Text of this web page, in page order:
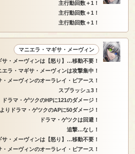
主行動回数＋1！
主行動回数＋1！
主行動回数＋1！
マニエラ・マギサ・メーヴィン
サ・メーヴィンは【怒り】…移動不要！
エラ・マギサ・メーヴィンは攻撃集中！
メーヴィンのオーラレイ・ピアース！
スプラッシュ3！
ドラマ・ゲツクのHPに121のダメージ！
りドラマ・ゲツクのAPに50ダメージ！
ドラマ・ゲツクは回避！
追撃…なし！
サ・メーヴィンは【怒り】…移動不要！
メーヴィンのオーラレイ・ピアース！